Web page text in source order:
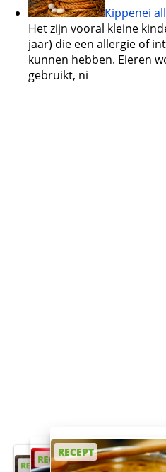
Kippenei
Het zijn vooral kleine
jaar) die een allergie of
kunnen hebben. Eieren
gebruikt, ni
RECEPT
RECEPT
RECEPT
RECEPT
RECEPT